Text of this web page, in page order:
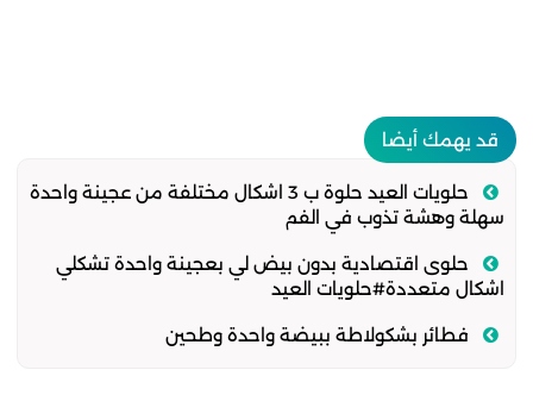
قد يهمك أيضا
حلويات العيد حلوة ب 3 اشكال مختلفة من عجينة واحدة
سهلة وهشة تذوب في الفم
حلوى اقتصادية بدون بيض لي بعجينة واحدة تشكلي
اشكال متعددة#حلويات العيد
فطائر بشكولاطة ببيضة واحدة وطحين